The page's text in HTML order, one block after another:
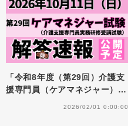
「令和8年度（第29回）介護支
援専門員（ケアマネジャー）実
2026/02/01 0:00:00